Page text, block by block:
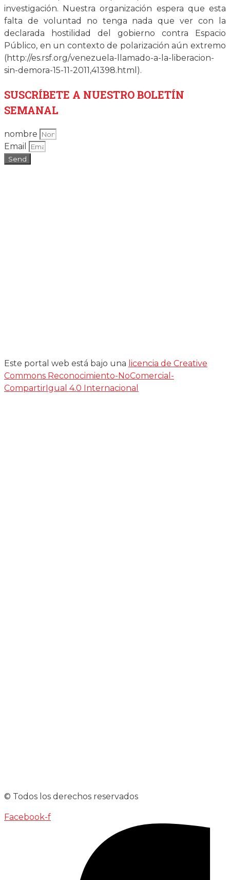
investigación. Nuestra organización espera que esta
falta de voluntad no tenga nada que ver con la
declarada hostilidad del gobierno contra Espacio
Público, en un contexto de polarización aún extremo
(http://es.rsf.org/venezuela-llamado-a-la-liberacion-
sin-demora-15-11-2011,41398.html).
SUSCRÍBETE A NUESTRO BOLETÍN
SEMANAL
nombre
Email
Send
Este portal web está bajo una licencia de Creative
Commons Reconocimiento-NoComercial-
CompartirIgual 4.0 Internacional
© Todos los derechos reservados
Facebook-f